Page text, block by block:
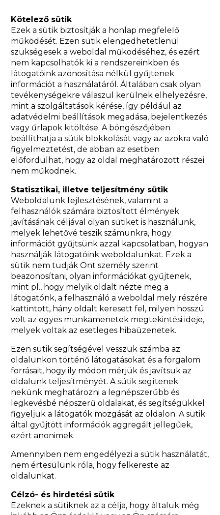
Kötelező sütik
Ezek a sütik biztosítják a honlap megfelelő
működését. Ezen sütik elengedhetetlenül
szükségesek a weboldal működéséhez, és ezért
nem kapcsolhatók ki a rendszereinkben és
látogatóink azonosítása nélkül gyűjtenek
információt a használatáról. Általában csak olyan
tevékenységekre válaszul kerülnek elhelyezésre,
mint a szolgáltatások kérése, így például az
adatvédelmi beállítások megadása, bejelentkezés
vagy űrlapok kitöltése. A böngészőjében
beállíthatja a sütik blokkolását vagy az azokra való
figyelmeztetést, de abban az esetben
előfordulhat, hogy az oldal meghatározott részei
nem működnek.
Statisztikai, illetve teljesítmény sütik
Weboldalunk fejlesztésének, valamint a
felhasználók számára biztosított élmények
javításának céljával olyan sütiket is használunk,
melyek lehetővé teszik számunkra, hogy
információt gyűjtsünk azzal kapcsolatban, hogyan
használják látogatóink weboldalunkat. Ezek a
sütik nem tudják Önt személy szerint
beazonosítani, olyan információkat gyűjtenek,
mint pl., hogy melyik oldalt nézte meg a
látogatónk, a felhasználó a weboldal mely részére
kattintott, hány oldalt keresett fel, milyen hosszú
volt az egyes munkamenetek megtekintési ideje,
melyek voltak az esetleges hibaüzenetek.
Ezen sütik segítségével vesszük számba az
oldalunkon történő látogatásokat és a forgalom
forrásait, hogy ily módon mérjük és javítsuk az
oldalunk teljesítményét. A sütik segítenek
nekünk meghatározni a legnépszerűbb és
legkevésbé népszerű oldalakat, és segítségükkel
figyeljük a látogatók mozgását az oldalon. A sütik
által gyűjtött információk aggregált jellegűek,
ezért anonimek.
Amennyiben nem engedélyezi a sütik használatát,
nem értesülünk róla, hogy felkereste az
oldalunkat.
Célzó- és hirdetési sütik
Ezeknek a sütiknek az a célja, hogy általuk még